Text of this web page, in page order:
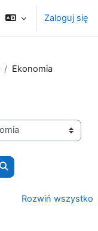
Zaloguj się
Ekonomia
Wyszukaj kursy
Rozwiń wszystko